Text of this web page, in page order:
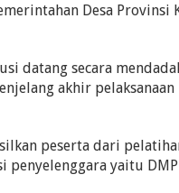
Desa
datang secara
akhir
peserta dari
penyelenggara yaitu